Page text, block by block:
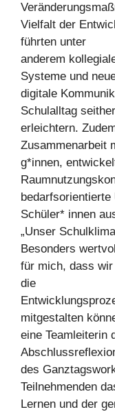
Vielfalt der
führten unter
anderem
Systeme und
digitale
Schulalltag seither
erleichtern.
Zusammenarbeit
g*innen,
Schüler* innen
„Unser
Besonders
für mich, dass
die
mitgestalten
eine Teamleiterin
des
Teilnehmenden
Lernen und der